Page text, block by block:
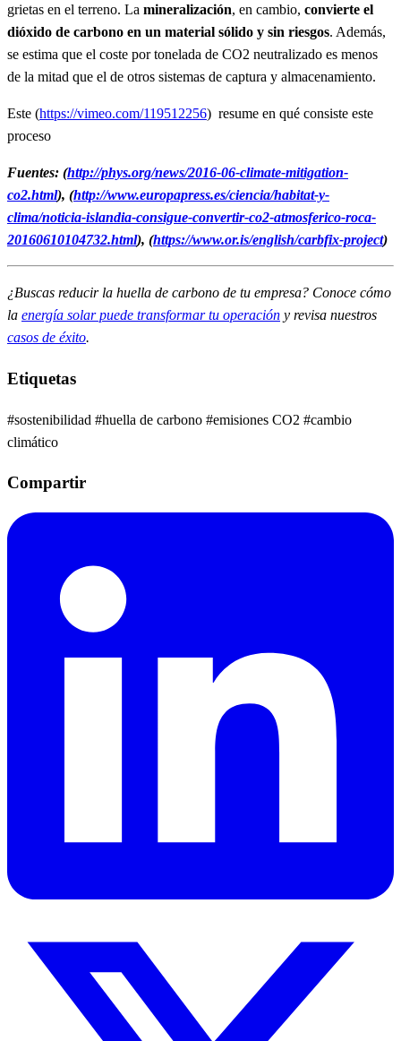
grietas en el terreno. La mineralización, en cambio, convierte el
dióxido de carbono en un material sólido y sin riesgos. Además,
se estima que el coste por tonelada de CO2 neutralizado es menos
de la mitad que el de otros sistemas de captura y almacenamiento.
Este (https://vimeo.com/119512256) resume en qué consiste este
proceso
Fuentes: (http://phys.org/news/2016-06-climate-mitigation-
co2.html), (http://www.europapress.es/ciencia/habitat-y-
clima/noticia-islandia-consigue-convertir-co2-atmosferico-roca-
20160610104732.html), (https://www.or.is/english/carbfix-project)
¿Buscas reducir la huella de carbono de tu empresa? Conoce cómo
la energía solar puede transformar tu operación y revisa nuestros
casos de éxito.
Etiquetas
#sostenibilidad #huella de carbono #emisiones CO2 #cambio
climático
Compartir